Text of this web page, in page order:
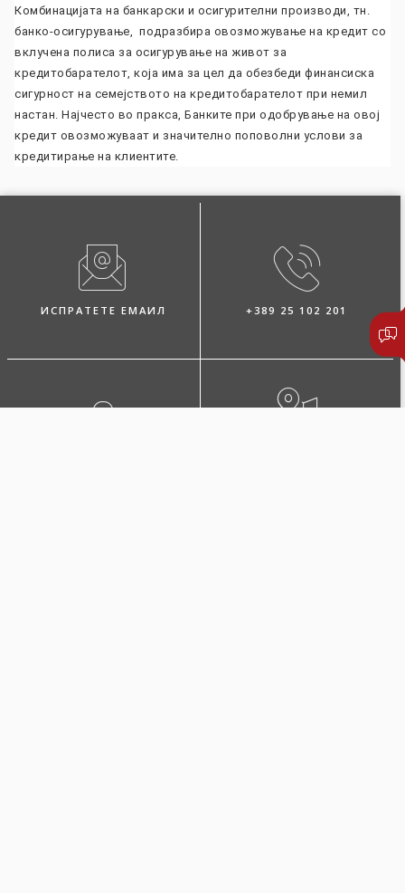
Комбинацијата на банкарски и осигурителни производи, тн.
банко-осигурување, подразбира овозможување на кредит со
вклучена полиса за осигурување на живот за
кредитобарателот, која има за цел да обезбеди финансиска
сигурност на семејството на кредитобарателот при немил
настан. Најчесто во пракса, Банките при одобрување на овој
кредит овозможуваат и значително поповолни услови за
кредитирање на клиентите.
ИСПРАТЕТЕ ЕМАИЛ +389 25 102 201